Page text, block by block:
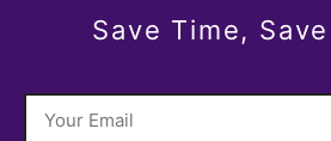
Save Time,